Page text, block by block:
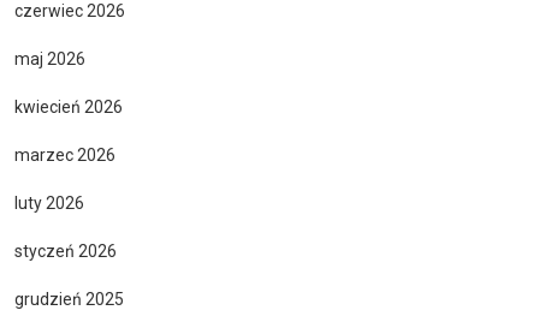
czerwiec 2026
maj 2026
kwiecień 2026
marzec 2026
luty 2026
styczeń 2026
grudzień 2025